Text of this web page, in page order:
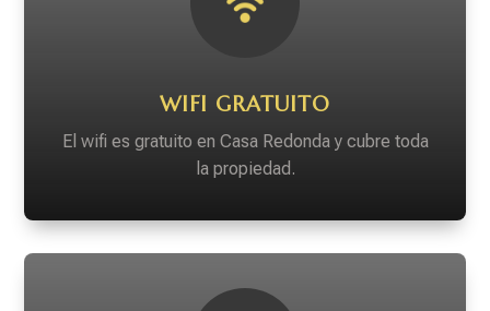
WIFI GRATUITO
El wifi es gratuito en Casa Redonda y cubre toda
la propiedad.